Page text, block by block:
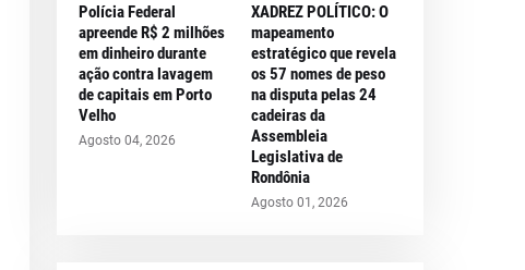
Polícia Federal
apreende R$ 2 milhões
em dinheiro durante
ação contra lavagem
de capitais em Porto
Velho
Agosto 04, 2026
XADREZ POLÍTICO: O
mapeamento
estratégico que revela
os 57 nomes de peso
na disputa pelas 24
cadeiras da
Assembleia
Legislativa de
Rondônia
Agosto 01, 2026